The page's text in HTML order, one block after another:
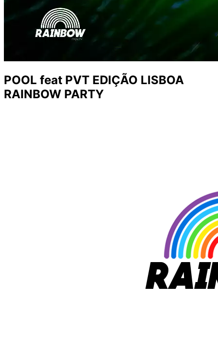
POOL feat PVT EDIÇÃO LISBOA
RAINBOW PARTY